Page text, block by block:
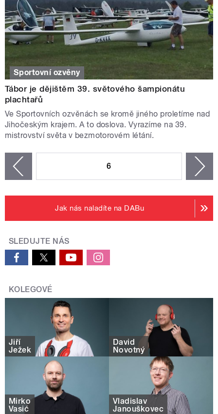
Sportovní ozvěny
Tábor je dějištěm 39. světového šampionátu
plachtařů
Ve Sportovních ozvěnách se kromě jiného proletíme nad
Jihočeským krajem. A to doslova. Vyrazíme na 39.
mistrovství světa v bezmotorovém létání.
6
Jak nás naladíte na DABu
SLEDUJTE NÁS
KOLEGOVÉ
Jiří
Ježek
David
Novotný
Mirko
Vasić
Vladislav
Janouškovec